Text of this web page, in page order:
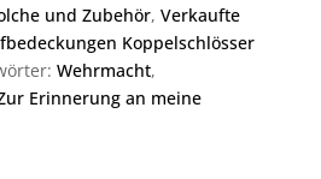
und Zubehör, Verkaufte
Koppelschlösser
Wehrmacht,
Erinnerung an meine